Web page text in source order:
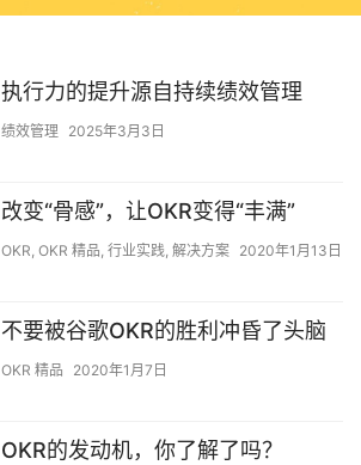
执行力的提升源自持续绩效管理
绩效管理 2025年3月3日
改变“骨感”，让OKR变得“丰满”
OKR, OKR 精品, 行业实践, 解决方案 2020年1月13日
不要被谷歌OKR的胜利冲昏了头脑
OKR 精品 2020年1月7日
OKR的发动机，你了解了吗？